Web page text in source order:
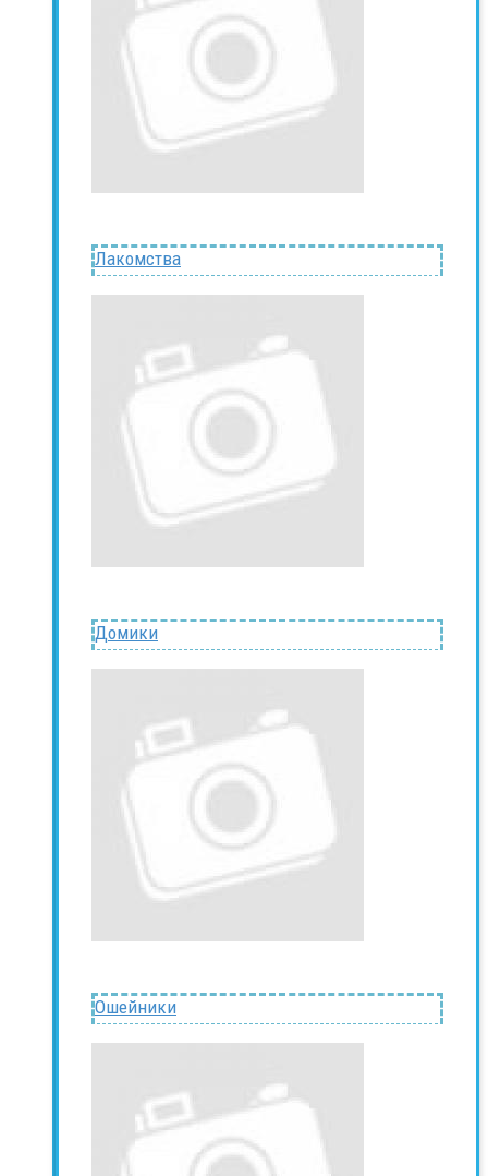
Лакомства
Домики
Ошейники